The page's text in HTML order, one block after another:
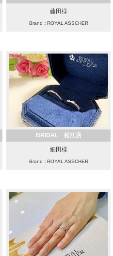
藤田様
Brand：ROYAL ASSCHER
BRIDAL 松江店
細田様
Brand：ROYAL ASSCHER